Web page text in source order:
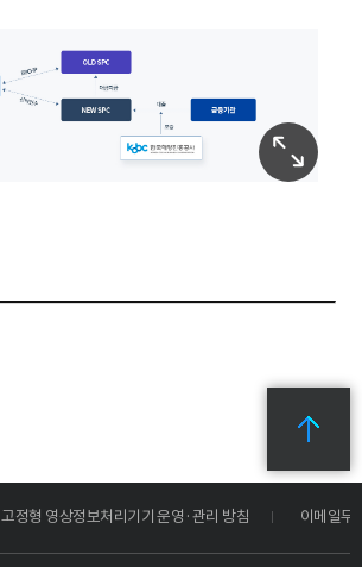
고정형 영상정보처리기기 운영·관리 방침 이메일무